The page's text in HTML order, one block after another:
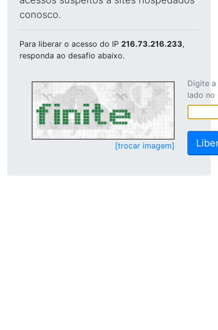
conosco.
Para liberar o acesso do IP 216.73.216.233,
responda ao desafio abaixo.
[trocar imagem]
Digite
lado no